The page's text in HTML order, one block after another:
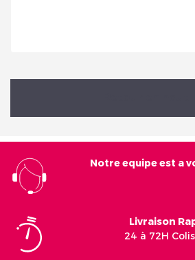
Notre equipe est a
Livraison
24 à 72H